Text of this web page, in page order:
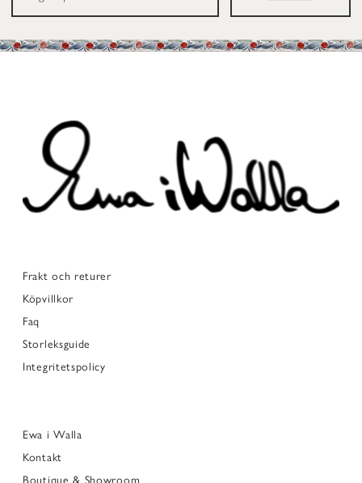
Frakt och returer
Köpvillkor
Faq
Storleksguide
Integritetspolicy
Ewa i Walla
Kontakt
Boutique & Showroom